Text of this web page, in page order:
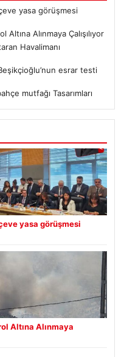
yasa görüşmesi
Altına Alınmaya Çalışılıyor
Havalimanı
esrar testi
mutfağı Tasarımları
yasa görüşmesi
Altına Alınmaya